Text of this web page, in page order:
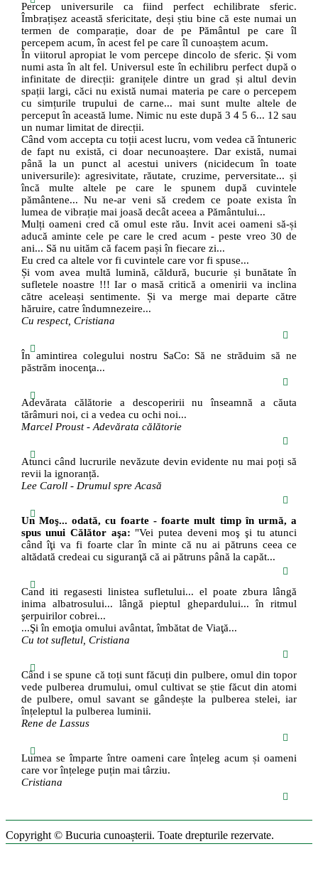
Percep universurile ca fiind perfect echilibrate sferic.
Îmbrațișez această sfericitate, deși știu bine că este numai un
termen de comparație, doar de pe Pământul pe care îl
percepem acum, în acest fel pe care îl cunoaștem acum.
În viitorul apropiat le vom percepe dincolo de sferic. Și vom
numi asta în alt fel. Universul este în echilibru perfect după o
infinitate de direcții: granițele dintre un grad și altul devin
spații largi, căci nu există numai materia pe care o percepem
cu simțurile trupului de carne... mai sunt multe altele de
perceput în această lume. Nimic nu este după 3 4 5 6... 12 sau
un numar limitat de direcții.
Când vom accepta cu toții acest lucru, vom vedea că întuneric
de fapt nu există, ci doar necunoaștere. Dar există, numai
până la un punct al acestui univers (nicidecum în toate
universurile): agresivitate, răutate, cruzime, perversitate... și
încă multe altele pe care le spunem după cuvintele
pământene... Nu ne-ar veni să credem ce poate exista în
lumea de vibrație mai joasă decât aceea a Pământului...
Mulți oameni cred că omul este rău. Invit acei oameni să-și
aducă aminte cele pe care le cred acum - peste vreo 30 de
ani... Să nu uităm că facem pași în fiecare zi...
Eu cred ca altele vor fi cuvintele care vor fi spuse...
Și vom avea multă lumină, căldură, bucurie și bunătate în
sufletele noastre !!! Iar o masă critică a omenirii va inclina
către aceleași sentimente. Și va merge mai departe către
hăruire, catre îndumnezeire...
Cu respect, Cristiana
În amintirea colegului nostru SaCo: Să ne străduim să ne
păstrăm inocenţa...
Adevărata călătorie a descoperirii nu înseamnă a căuta
tărâmuri noi, ci a vedea cu ochi noi...
Marcel Proust - Adevărata călătorie
Atunci când lucrurile nevăzute devin evidente nu mai poți să
revii la ignoranță.
Lee Caroll - Drumul spre Acasă
Un Moş... odată, cu foarte - foarte mult timp în urmă, a
spus unui Călător aşa: "Vei putea deveni moş şi tu atunci
când îţi va fi foarte clar în minte că nu ai pătruns ceea ce
altădată credeai cu siguranţă că ai pătruns până la capăt...
Cand iti regasesti linistea sufletului... el poate zbura lângă
inima albatrosului... lângă pieptul ghepardului... în ritmul
şerpuirilor cobrei...
...Şi în emoţia omului avântat, îmbătat de Viaţă...
Cu tot sufletul, Cristiana
Când i se spune că toți sunt făcuți din pulbere, omul din topor
vede pulberea drumului, omul cultivat se știe făcut din atomi
de pulbere, omul savant se gândește la pulberea stelei, iar
înțeleptul la pulberea luminii.
Rene de Lassus
Lumea se împarte între oameni care înțeleg acum și oameni
care vor înțelege puțin mai târziu.
Cristiana
Copyright © Bucuria cunoașterii. Toate drepturile rezervate.